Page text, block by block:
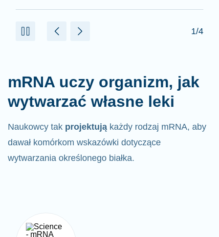
wytwarzać własne leki
Naukowcy tak
dawał komórkom wskazówki dotyczące
wytwarzania określonego białka.